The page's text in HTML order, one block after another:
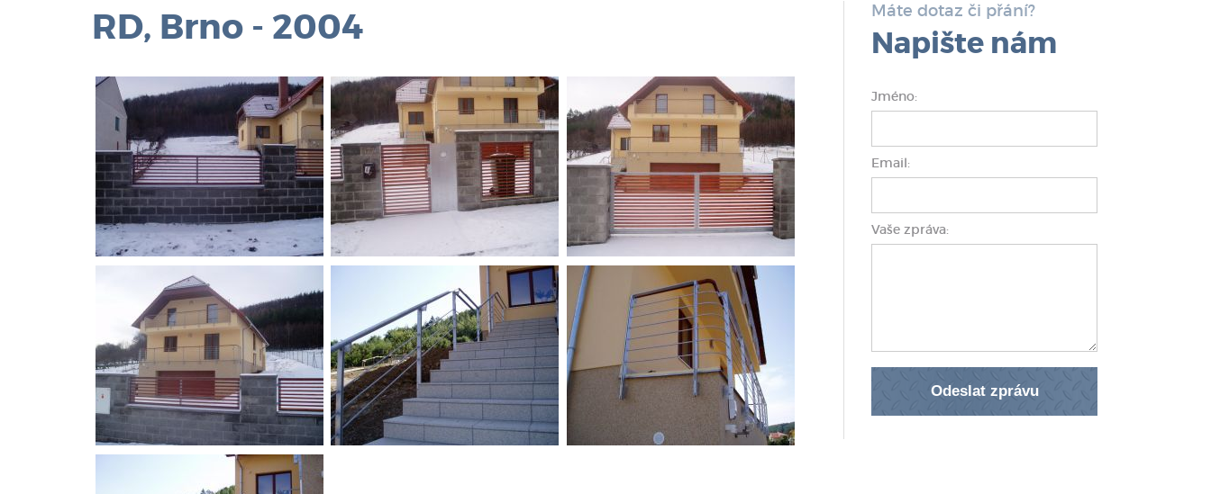
RD, Brno - 2004 Máte dotaz či přání?
Napište nám
Jméno:
Email:
Vaše zpráva: